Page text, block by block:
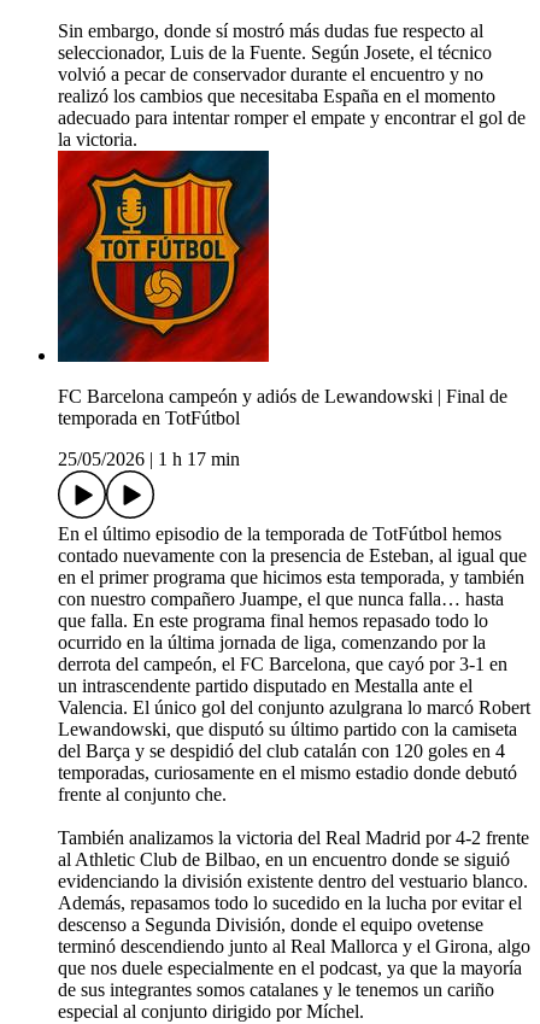
Sin embargo, donde sí mostró más dudas fue respecto al
seleccionador, Luis de la Fuente. Según Josete, el técnico
volvió a pecar de conservador durante el encuentro y no
realizó los cambios que necesitaba España en el momento
adecuado para intentar romper el empate y encontrar el gol de
la victoria.
FC Barcelona campeón y adiós de Lewandowski | Final de
temporada en TotFútbol
25/05/2026
1 h 17 min
En el último episodio de la temporada de TotFútbol hemos
contado nuevamente con la presencia de Esteban, al igual que
en el primer programa que hicimos esta temporada, y también
con nuestro compañero Juampe, el que nunca falla… hasta
que falla. En este programa final hemos repasado todo lo
ocurrido en la última jornada de liga, comenzando por la
derrota del campeón, el FC Barcelona, que cayó por 3-1 en
un intrascendente partido disputado en Mestalla ante el
Valencia. El único gol del conjunto azulgrana lo marcó Robert
Lewandowski, que disputó su último partido con la camiseta
del Barça y se despidió del club catalán con 120 goles en 4
temporadas, curiosamente en el mismo estadio donde debutó
frente al conjunto che.
También analizamos la victoria del Real Madrid por 4-2 frente
al Athletic Club de Bilbao, en un encuentro donde se siguió
evidenciando la división existente dentro del vestuario blanco.
Además, repasamos todo lo sucedido en la lucha por evitar el
descenso a Segunda División, donde el equipo ovetense
terminó descendiendo junto al Real Mallorca y el Girona, algo
que nos duele especialmente en el podcast, ya que la mayoría
de sus integrantes somos catalanes y le tenemos un cariño
especial al conjunto dirigido por Míchel.